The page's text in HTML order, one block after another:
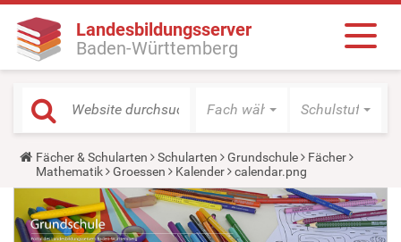
Landesbildungsserver
Baden-Württemberg
Fach wählen Schulstufe
Y
o
u
r
e
Fächer & Schularten Schularten Grundschule
Fächer
Mathematik
Groessen Kalender calendar.png